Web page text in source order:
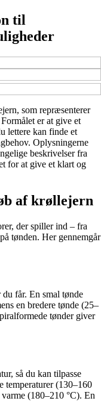
til
som repræsenterer
er at give et
lettere kan finde et
Oplysningerne
beskrivelser fra
for at give et klart og
af krøllejern
der spiller ind – fra
tønden. Her gennemgår
får. En smal tønde
en bredere tønde (25–
tønder giver
så du kan tilpasse
temperaturer (130–160
(180–210 °C). En